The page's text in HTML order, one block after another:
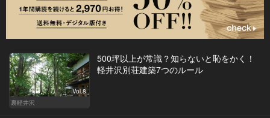
Vol.8
裏軽井沢
500坪以上が常識？知らないと恥をかく！
軽井沢別荘建築7つのルール